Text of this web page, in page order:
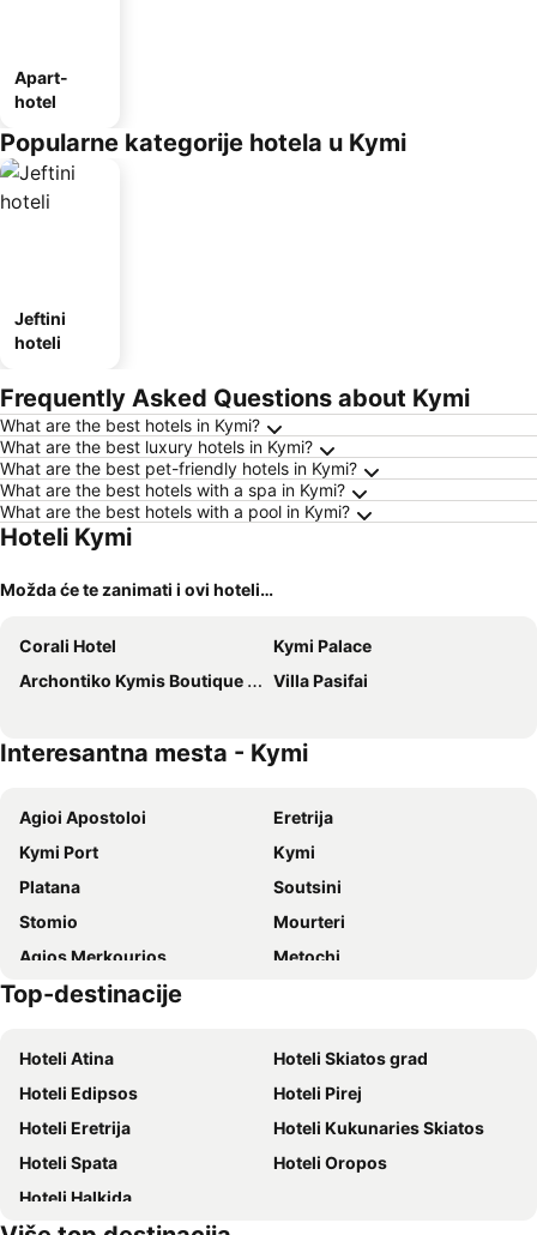
Apart-
hotel
Popularne kategorije hotela u Kymi
Jeftini
hoteli
Frequently Asked Questions about Kymi
What are the best hotels in Kymi?
What are the best luxury hotels in Kymi?
What are the best pet-friendly hotels in Kymi?
What are the best hotels with a spa in Kymi?
What are the best hotels with a pool in Kymi?
Hoteli Kymi
Možda će te zanimati i ovi hoteli…
Corali Hotel
Kymi Palace
Archontiko Kymis Boutique Hotel
Villa Pasifai
Interesantna mesta - Kymi
Agioi Apostoloi
Eretrija
Kymi Port
Κymi
Platana
Soutsini
Stomio
Mourteri
Agios Merkourios
Metochi
Avlonari Tower
Sessi
Cinema
Kalami
Port of Chalkida
Agioi Apostoloi
Avantis Estate
Top-destinacije
Hoteli Atina
Hoteli Skiatos grad
Hoteli Edipsos
Hoteli Pirej
Hoteli Eretrija
Hoteli Kukunaries Skiatos
Hoteli Spata
Hoteli Oropos
Hoteli Halkida